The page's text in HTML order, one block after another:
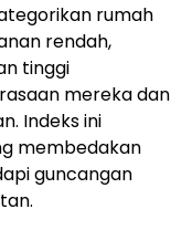
rumah
rendah,
tinggi
mereka dan
Indeks ini
membedakan
guncangan